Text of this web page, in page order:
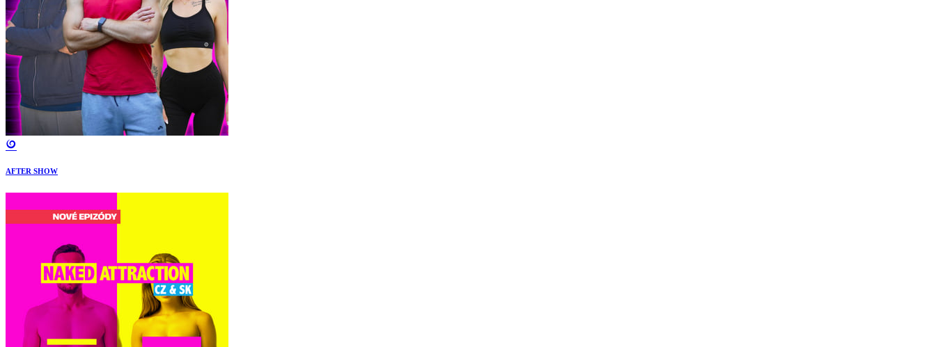
AFTER SHOW